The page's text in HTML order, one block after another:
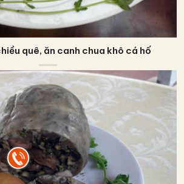
quê, ăn canh chua khô cá hố